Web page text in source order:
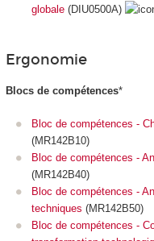
globale (DIU0500A)
Ergonomie
Blocs de compétences*
Bloc de compétences -
(MR142B10)
Bloc de compétences -
(MR142B40)
Bloc de compétences -
techniques (MR142B50)
Bloc de compétences -